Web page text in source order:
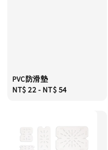
PVC防滑墊
Regular
NT$ 22- NT$ 54